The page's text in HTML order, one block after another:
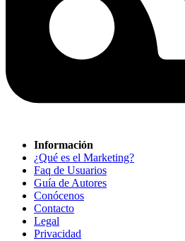
Información
¿Qué es el Marketing?
Faq de Usuarios
Guía de Autores
Conócenos
Contacto
Legal
Privacidad